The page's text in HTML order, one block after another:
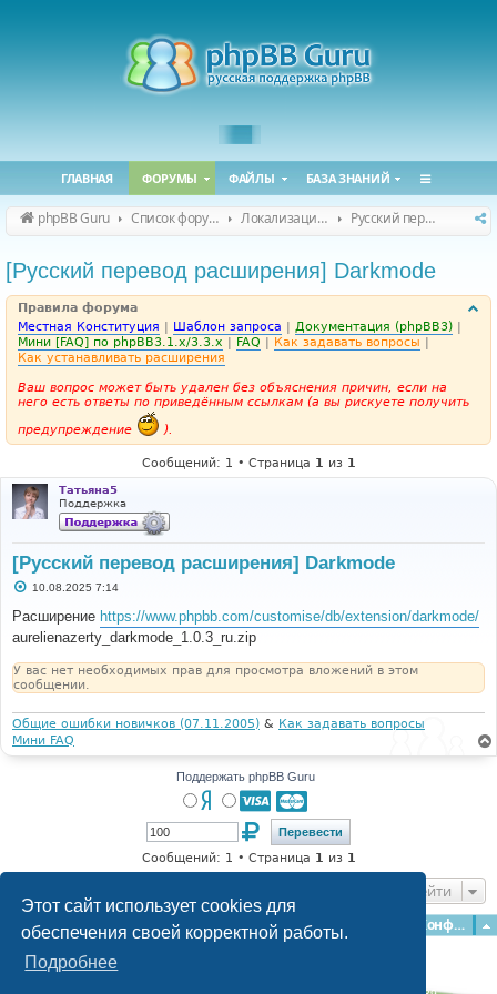
Этот сайт использует cookies для
обеспечения своей корректной работы.
Подробнее
ГЛАВНАЯ ФОРУМЫ ФАЙЛЫ БАЗА ЗНАНИЙ
phpBB Guru Список форумов Локализация phpBB Русский перевод расширений
[Русский перевод расширения] Darkmode
Правила форума
Местная Конституция | Шаблон запроса | Документация (phpBB3) |
Мини [FAQ] по phpBB3.1.x/3.3.x | FAQ | Как задавать вопросы |
Как устанавливать расширения
Ваш вопрос может быть удален без объяснения причин, если на
него есть ответы по приведённым ссылкам (а вы рискуете получить
предупреждение
).
Сообщений: 1 • Страница 1 из 1
Татьяна5
Поддержка
[Русский перевод расширения] Darkmode
С
о
б
щ
н
и
е
10.08.2025 7:14
Расширение https://www.phpbb.com/customise/db/extension/darkmode/
aurelienazerty_darkmode_1.0.3_ru.zip
У вас нет необходимых прав для просмотра вложений в этом
сообщении.
Общие ошибки новичков (07.11.2005) & Как задавать вопросы
Мини FAQ
Поддержать phpBB Guru
Сообщений: 1 • Страница 1 из 1
Перейти
Главная Форумы Конфиденциальность
Наша команда